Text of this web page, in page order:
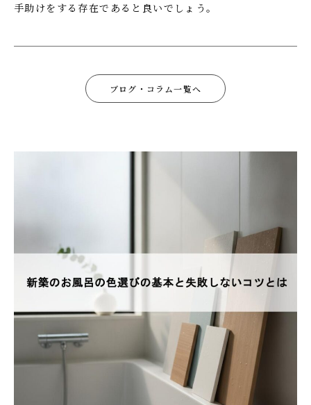
手助けをする存在であると良いでしょう。
ブログ・コラム一覧へ